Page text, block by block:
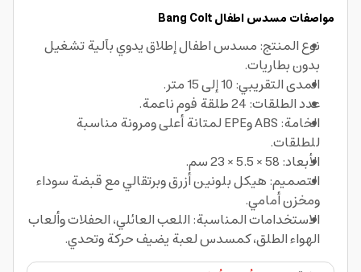
مواصفات مسدس اطفال Bang Colt
نوع المنتج: مسدس اطفال إطلاق يدوي بآلية تشغيل
بدون بطاريات.
المدى التقريبي: 10 إلى 15 متر.
عدد الطلقات: 24 طلقة فوم ناعمة.
الخامة: ABS وEPE لمتانة أعلى ومرونة مناسبة
للطلقات.
الأبعاد: 58 × 5.5 × 23 سم.
التصميم: هيكل بلونين أزرق وبرتقالي مع قبضة سوداء
ومخزن أمامي.
الاستخدامات المناسبة: اللعب العائلي، الحفلات وألعاب
الهواء الطلق، كمسدس لعبة يضيف حركة وتحدي.